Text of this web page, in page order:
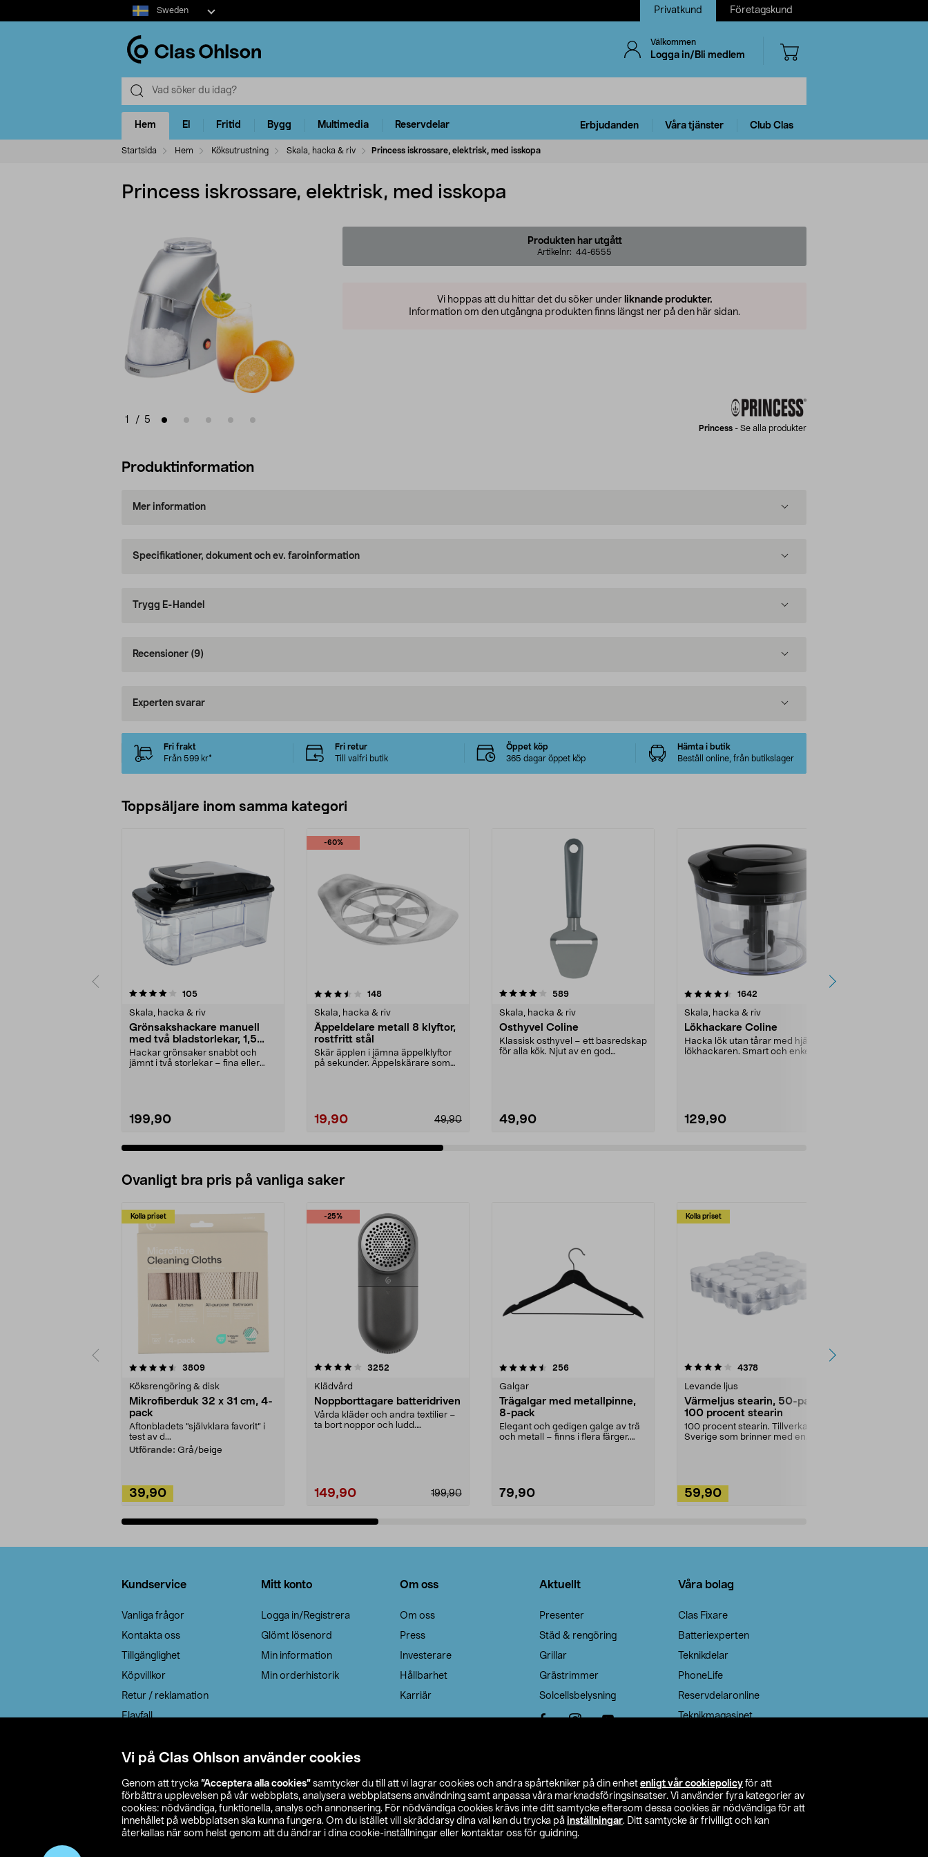
Vi på Clas Ohlson använder cookies
Genom att trycka ”Acceptera alla cookies” samtycker du till att vi lagrar cookies och andra spårtekniker på din enhet enligt vår cookiepolicy för att
förbättra upplevelsen på vår webbplats, analysera webbplatsens användning samt anpassa våra marknadsföringsinsatser. Vi använder fyra kategorier av
cookies: nödvändiga, funktionella, analys och annonsering. För nödvändiga cookies krävs inte ditt samtycke eftersom dessa cookies är nödvändiga för att
innehållet på webbplatsen ska kunna fungera. Om du istället vill skräddarsy dina val kan du trycka på inställningar. Ditt samtycke är frivilligt och kan
återkallas när som helst genom att du ändrar i dina cookie-inställningar eller kontaktar oss för guidning.
Select
market
Sweden Privatkund Företagskund
Välkommen
Logga in/Bli medlem
Hem El Fritid Bygg Multimedia Reservdelar Erbjudanden Våra tjänster Club Clas
Startsida Hem Köksutrustning Skala, hacka & riv Princess iskrossare, elektrisk, med isskopa
Princess iskrossare, elektrisk, med isskopa
1 / 5
Produkten har utgått
Artikelnr: 44-6555
Vi hoppas att du hittar det du söker under liknande produkter.
Information om den utgångna produkten finns längst ner på den här sidan.
Princess - Se alla produkter
Produktinformation
Mer information
Specifikationer, dokument och ev. faroinformation
Trygg E-Handel
Recensioner (9)
Experten svarar
Fri frakt
Från 599 kr*
Fri retur
Till valfri butik
Öppet köp
365 dagar öppet köp
Hämta i butik
Beställ online, från butikslager
Toppsäljare inom samma kategori
105recensioner
Skala, hacka & riv
Grönsakshackare manuell
med två bladstorlekar, 1,5
liter
Hackar grönsaker snabbt och
jämnt i två storlekar – fina eller
199,90
-60%
3.5 av 5 stjärnor 148recensioner
Skala, hacka & riv
Äppeldelare metall 8 klyftor,
rostfritt stål
Skär äpplen i jämna äppelklyftor
på sekunder. Äppelskärare som
19,90 49,90
4.0 av 5 stjärnor 589recensioner
Skala, hacka & riv
Osthyvel Coline
Klassisk osthyvel – ett basredskap
för alla kök. Njut av en god
49,90
4.5 av 5 stjärnor 1642
Skala, hacka & riv
Lökhackare Coline
Hacka lök utan tårar med hjälp av
lökhackaren. Smart och enkel
129,90
4.5 av 5 stjärnor
Ovanligt bra pris på vanliga saker
Kolla priset
3809recensioner
Köksrengöring & disk
Mikrofiberduk 32 x 31 cm, 4-
pack
Aftonbladets "självklara favorit” i
test av d...
Utförande: Grå/beige
39,90
-25%
4.0av 5 stjärnor 3252
Klädvård
Noppborttagare batteridriven
Vårda kläder och andra textilier –
ta bort noppor och ludd.
199,90
149,90
4.5av 5 stjärnor 256recensioner
Galgar
Trägalgar med metallpinne,
8-pack
Elegant och gedigen galge av trä
och metall – finns i flera färger.
79,90
Kolla priset
4.0av 5 stjärnor 4378recensioner
Levande ljus
Värmeljus stearin, 50-pack,
100 procent stearin
100 procent stearin. Tillverkade i
Sverige som brinner med en
59,90
4.5av 5 stjärnor
Kundservice
Vanliga frågor
Kontakta oss
Tillgänglighet
Köpvillkor
Retur / reklamation
Elavfall
Leveransalternativ
Mitt konto
Logga in/Registrera
Glömt lösenord
Min information
Min orderhistorik
Om oss
Om oss
Press
Investerare
Hållbarhet
Karriär
Aktuellt
Presenter
Städ & rengöring
Grillar
Grästrimmer
Solcellsbelysning
Våra bolag
Clas Fixare
Batteriexperten
Teknikdelar
PhoneLife
Reservdelaronline
Teknikmagasinet